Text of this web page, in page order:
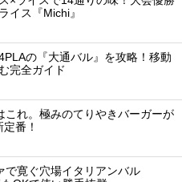
イス『Michi』
の『大通バル』を攻略！移動
完全ガイド
これ。極みのてりやきバーガーが
番！
で寛ぐ穴場イタリアンバル